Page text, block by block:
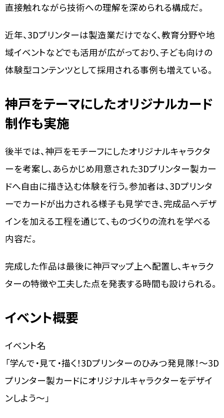
直接触れながら技術への理解を深められる構成だ。
近年、3Dプリンターは製造業だけでなく、教育分野や地
域イベントなどでも活用が広がっており、子ども向けの
体験型コンテンツとして採用される事例も増えている。
神戸をテーマにしたオリジナルカード
制作も実施
後半では、神戸をモチーフにしたオリジナルキャラクタ
ーを考案し、あらかじめ用意された3Dプリンター製カー
ドへ自由に描き込む体験を行う。参加者は、3Dプリンタ
ーでカードが出力される様子も見学でき、完成品へデザ
インを加える工程を通じて、ものづくりの流れを学べる
内容だ。
完成した作品は最後に神戸マップ上へ配置し、キャラク
ターの特徴や工夫した点を発表する時間も設けられる。
イベント概要
イベント名
「学んで・見て・描く！3Dプリンターのひみつ発見隊！～3D
プリンター製カードにオリジナルキャラクターをデザイ
ンしよう～」